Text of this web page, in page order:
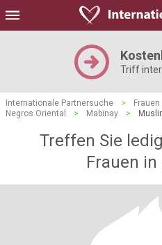
Triff
Internationale Partnersuche > Frauen
Negros Oriental
> Mabinay >
Treffen Sie
Frauen